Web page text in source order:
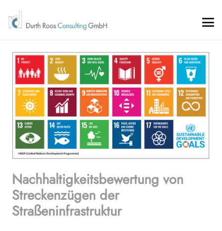
Nachhaltigkeitsbewertung von
Streckenzügen der
Straßeninfrastruktur